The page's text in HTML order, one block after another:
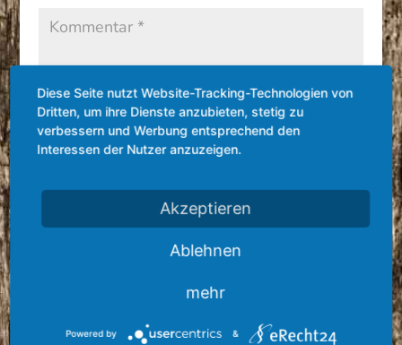
Diese Seite nutzt Website-Tracking-Technologien von
Dritten, um ihre Dienste anzubieten, stetig zu
verbessern und Werbung entsprechend den
Interessen der Nutzer anzuzeigen.
Akzeptieren
Ablehnen
mehr
Powered by &